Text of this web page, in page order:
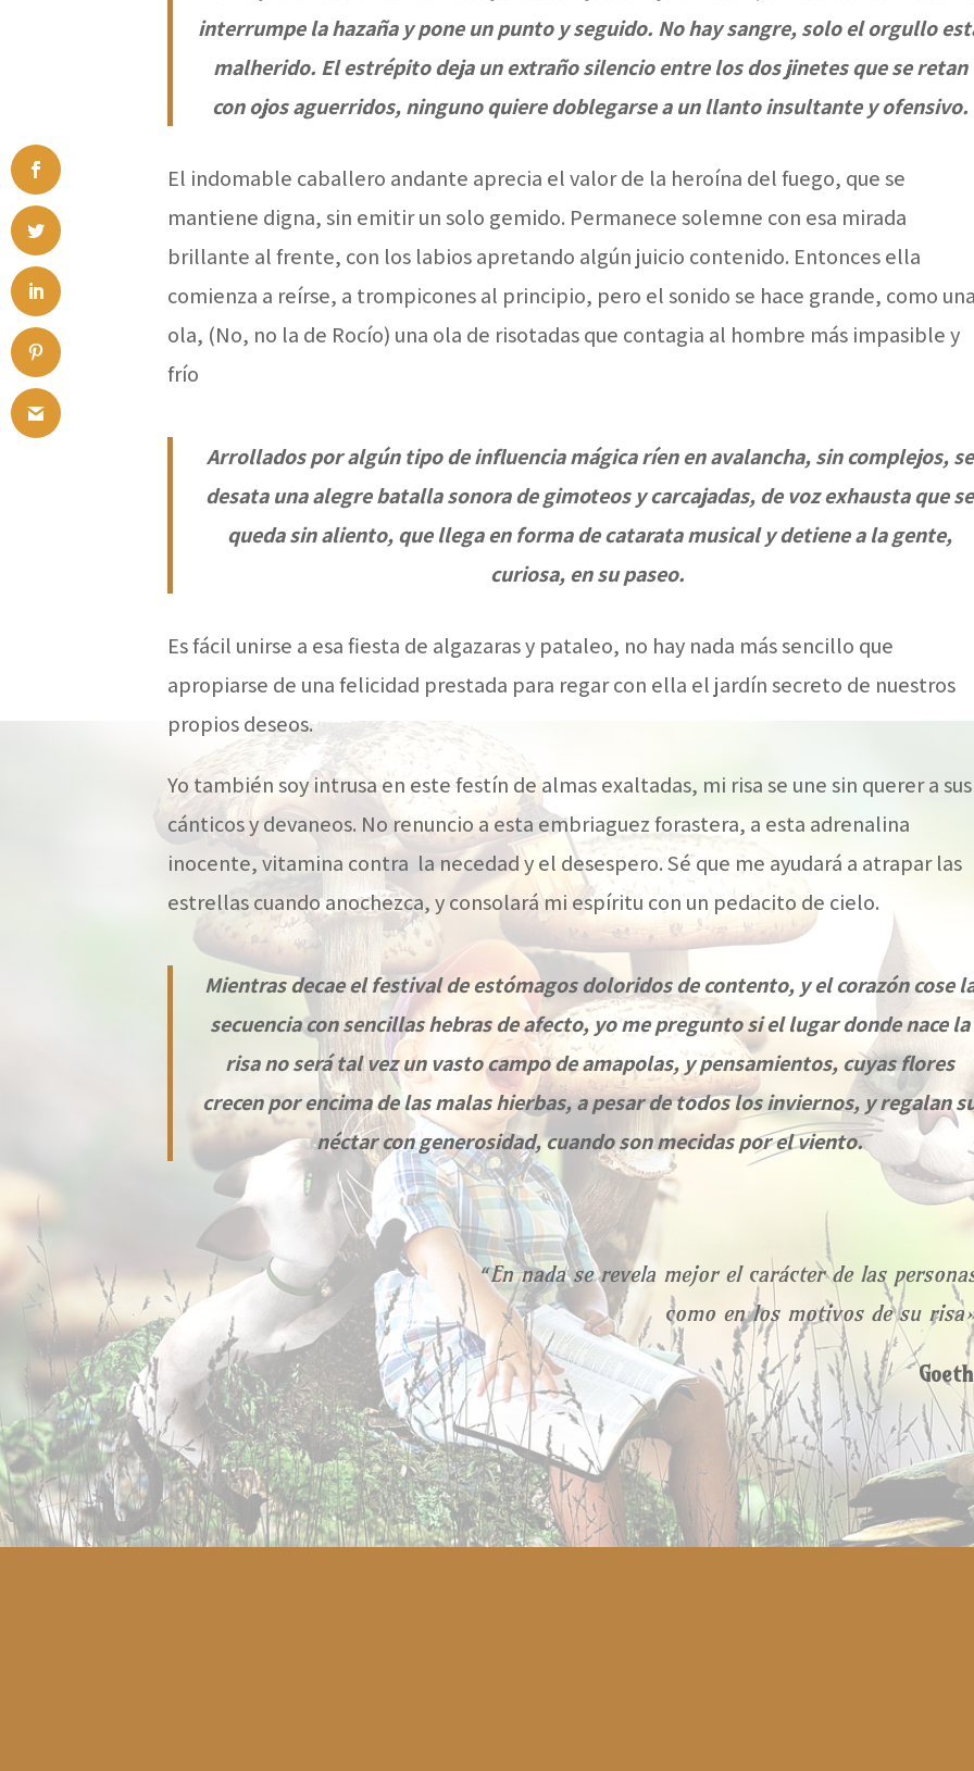
interrumpe la hazaña y pone un punto y seguido. No hay sangre, solo el orgullo
malherido. El estrépito deja un extraño silencio entre los dos jinetes que se retan
con ojos aguerridos, ninguno quiere doblegarse a un llanto insultante y ofensivo.
El indomable caballero andante aprecia el valor de la heroína del fuego, que se
mantiene digna, sin emitir un solo gemido. Permanece solemne con esa mirada
brillante al frente, con los labios apretando algún juicio contenido. Entonces ella
comienza a reírse, a trompicones al principio, pero el sonido se hace grande, como
ola, (No, no la de Rocío) una ola de risotadas que contagia al hombre más impasible y
frío
Arrollados por algún tipo de influencia mágica ríen en avalancha, sin complejos, se
desata una alegre batalla sonora de gimoteos y carcajadas, de voz exhausta que se
queda sin aliento, que llega en forma de catarata musical y detiene a la gente,
curiosa, en su paseo.
Es fácil unirse a esa fiesta de algazaras y pataleo, no hay nada más sencillo que
apropiarse de una felicidad prestada para regar con ella el jardín secreto de nuestros
propios deseos.
Yo también soy intrusa en este festín de almas exaltadas, mi risa se une sin querer a sus
cánticos y devaneos. No renuncio a esta embriaguez forastera, a esta adrenalina
inocente, vitamina contra la necedad y el desespero. Sé que me ayudará a atrapar las
estrellas cuando anochezca, y consolará mi espíritu con un pedacito de cielo.
Mientras decae el festival de estómagos doloridos de contento, y el corazón cose
secuencia con sencillas hebras de afecto, yo me pregunto si el lugar donde nace la
risa no será tal vez un vasto campo de amapolas, y pensamientos, cuyas flores
crecen por encima de las malas hierbas, a pesar de todos los inviernos, y regalan
néctar con generosidad, cuando son mecidas por el viento.
“En nada se revela mejor el carácter de las
como en los motivos de su